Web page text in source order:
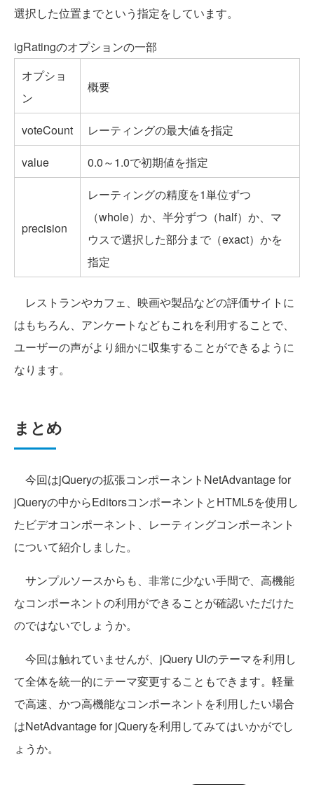
選択した位置までという指定をしています。
igRatingのオプションの一部
オプショ
ン
概要
voteCount
レーティングの最大値を指定
value
0.0～1.0で初期値を指定
precision
レーティングの精度を1単位ずつ
（whole）か、半分ずつ（half）か、マ
ウスで選択した部分まで（exact）かを
指定
レストランやカフェ、映画や製品などの評価サイトに
はもちろん、アンケートなどもこれを利用することで、
ユーザーの声がより細かに収集することができるように
なります。
まとめ
今回はjQueryの拡張コンポーネントNetAdvantage for
jQueryの中からEditorsコンポーネントとHTML5を使用し
たビデオコンポーネント、レーティングコンポーネント
について紹介しました。
サンプルソースからも、非常に少ない手間で、高機能
なコンポーネントの利用ができることが確認いただけた
のではないでしょうか。
今回は触れていませんが、jQuery UIのテーマを利用し
て全体を統一的にテーマ変更することもできます。軽量
で高速、かつ高機能なコンポーネントを利用したい場合
はNetAdvantage for jQueryを利用してみてはいかがでし
ょうか。